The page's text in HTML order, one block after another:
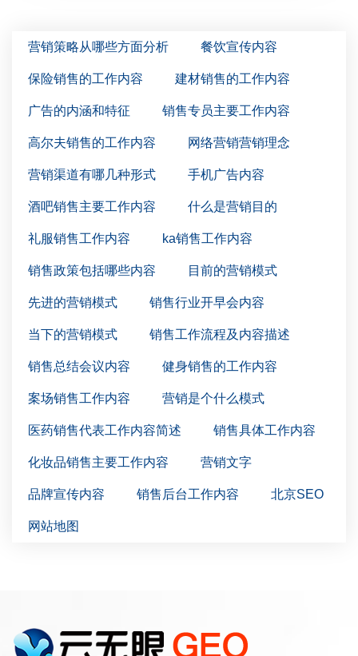
营销策略从哪些方面分析 餐饮宣传内容
保险销售的工作内容 建材销售的工作内容
广告的内涵和特征 销售专员主要工作内容
高尔夫销售的工作内容 网络营销营销理念
营销渠道有哪几种形式 手机广告内容
酒吧销售主要工作内容 什么是营销目的
礼服销售工作内容 ka销售工作内容
销售政策包括哪些内容 目前的营销模式
先进的营销模式 销售行业开早会内容
当下的营销模式 销售工作流程及内容描述
销售总结会议内容 健身销售的工作内容
案场销售工作内容 营销是个什么模式
医药销售代表工作内容简述 销售具体工作内容
化妆品销售主要工作内容 营销文字
品牌宣传内容 销售后台工作内容 北京SEO
网站地图